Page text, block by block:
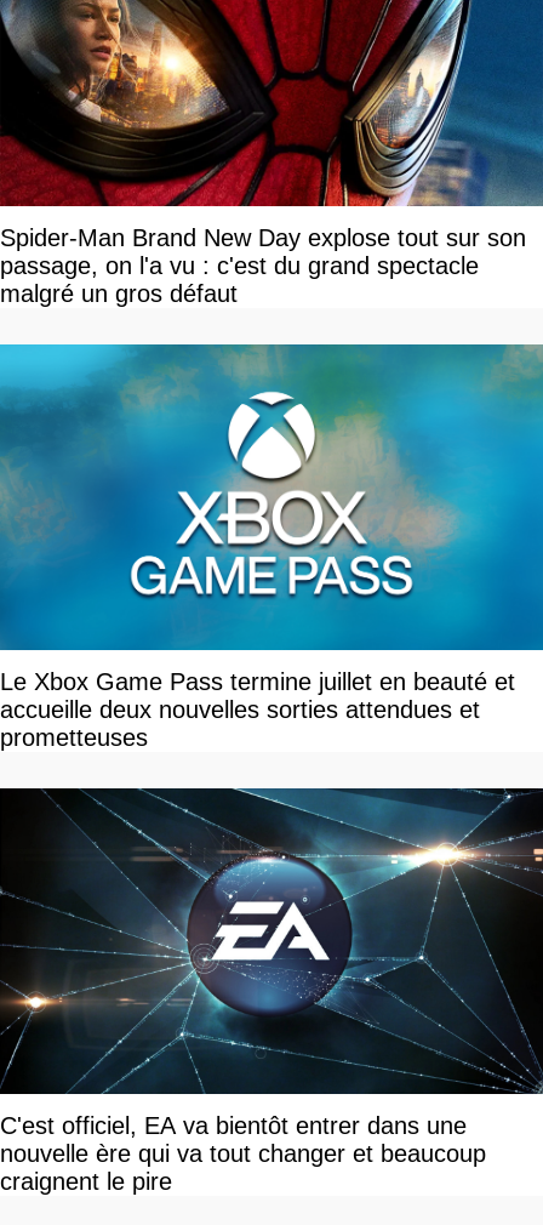
Spider-Man Brand New Day explose tout sur son
passage, on l'a vu : c'est du grand spectacle
malgré un gros défaut
Le Xbox Game Pass termine juillet en beauté et
accueille deux nouvelles sorties attendues et
prometteuses
C'est officiel, EA va bientôt entrer dans une
nouvelle ère qui va tout changer et beaucoup
craignent le pire